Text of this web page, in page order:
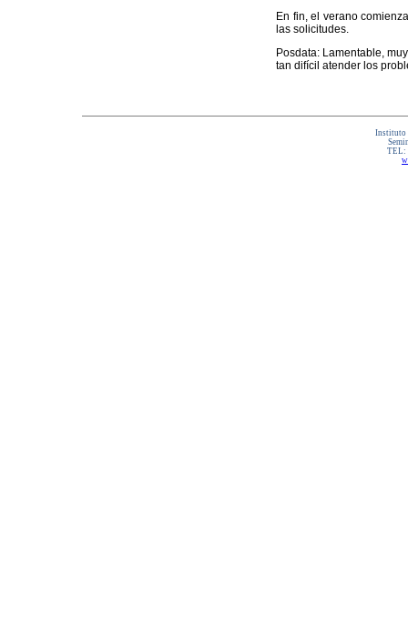
En fin, el verano
las solicitudes.
Posdata: Lamentable,
tan difícil atender los
Instituto
TEL: